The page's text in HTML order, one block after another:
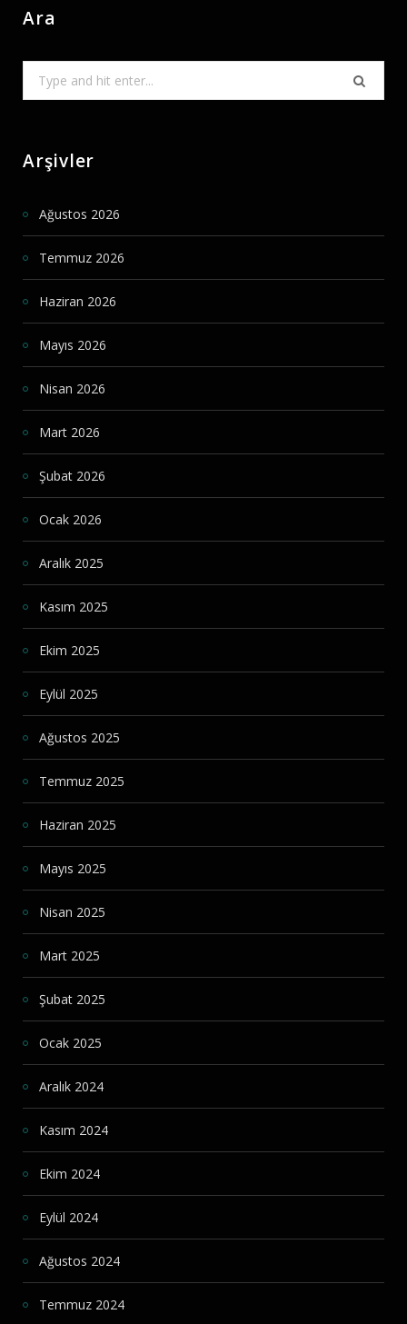
Ara
for:
Arşivler
Ağustos 2026
Temmuz 2026
Haziran 2026
Mayıs 2026
Nisan 2026
Mart 2026
Şubat 2026
Ocak 2026
Aralık 2025
Kasım 2025
Ekim 2025
Eylül 2025
Ağustos 2025
Temmuz 2025
Haziran 2025
Mayıs 2025
Nisan 2025
Mart 2025
Şubat 2025
Ocak 2025
Aralık 2024
Kasım 2024
Ekim 2024
Eylül 2024
Ağustos 2024
Temmuz 2024